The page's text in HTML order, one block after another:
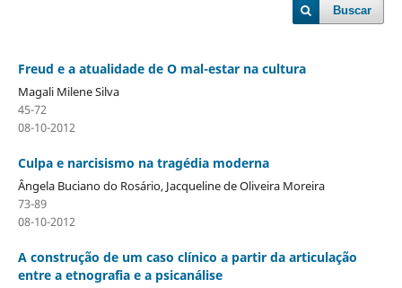
Buscar
Freud e a atualidade de O mal-estar na cultura
Magali Milene Silva
45-72
08-10-2012
Culpa e narcisismo na tragédia moderna
Ângela Buciano do Rosário, Jacqueline de Oliveira Moreira
73-89
08-10-2012
A construção de um caso clínico a partir da articulação
entre a etnografia e a psicanálise